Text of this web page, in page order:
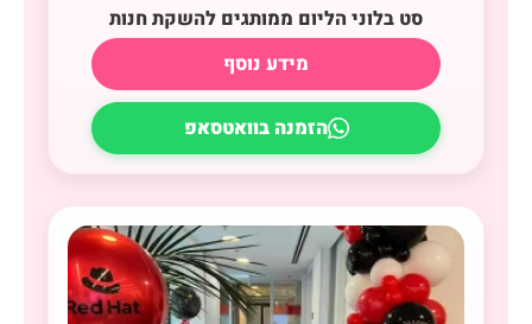
סט בלוני הליום ממותגים להשקת חנות
מידע נוסף
הזמנה בוואטסאפ